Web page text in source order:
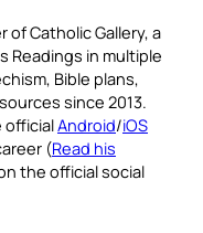
Catholic Gallery, a
Readings in multiple
Bible plans,
since 2013.
officialAndroid/iOS
(Read his
the official social